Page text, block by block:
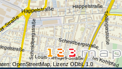
Happelstraße
Trollingerstraße
Happelstraße
Im Kohlpfad
Louis-Hentges-Straße
Schmidbergstraße
Schmidbergstraße
OpenStreetMap, Lizenz ODbL 1.0